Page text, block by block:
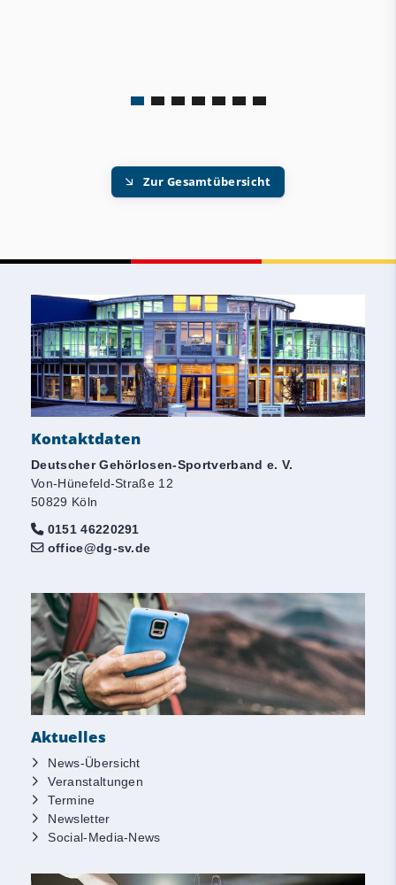
Zur Gesamtübersicht
Kontaktdaten
Deutscher Gehörlosen-Sportverband e. V.
Von-Hünefeld-Straße 12
50829 Köln
0151 46220291
office@dg-sv.de
Aktuelles
News-Übersicht
Veranstaltungen
Termine
Newsletter
Social-Media-News